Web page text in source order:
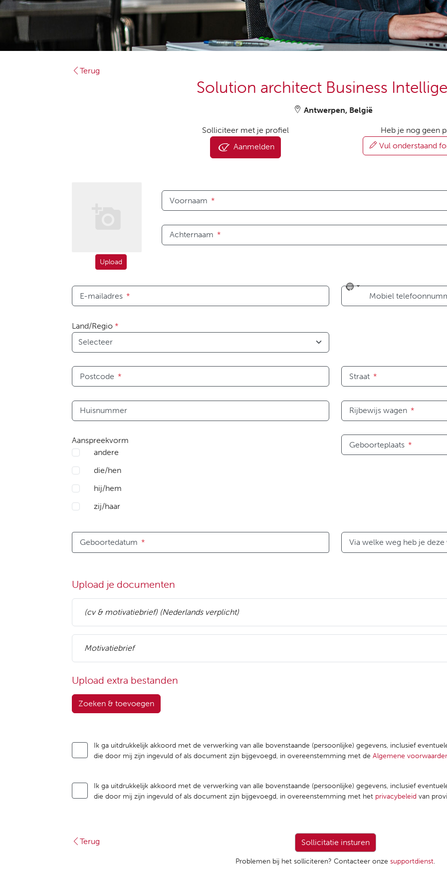
Terug
Solution architect Business
Antwerpen, België
Solliciteer met je profiel
Aanmelden
Heb je nog geen
Vul onderstaand
Upload
Voornaam *
Achternaam *
E-mailadres *
No
countryMobiel
Land/Regio *
Postcode * Straat *
Huisnummer Rijbewijs wagen *
Aanspreekvorm
andere
die/hen
hij/hem
zij/haar
Geboorteplaats *
Geboortedatum * Via welke weg heb je
Upload je documenten
(cv & motivatiebrief) (Nederlands verplicht)
Motivatiebrief
Upload extra bestanden
Zoeken & toevoegen
Ik ga uitdrukkelijk akkoord met de verwerking van alle bovenstaande (persoonlijke) gegevens, inclusief
die door mij zijn ingevuld of als document zijn bijgevoegd, in overeenstemming met de Algemene
Ik ga uitdrukkelijk akkoord met de verwerking van alle bovenstaande (persoonlijke) gegevens, inclusief
die door mij zijn ingevuld of als document zijn bijgevoegd, in overeenstemming met het privacybeleid van
Terug
Problemen bij het solliciteren? Contacteer onze supportdienst.